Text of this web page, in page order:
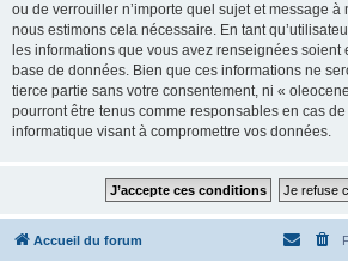
ou de verrouiller n’importe quel sujet et message à
nous estimons cela nécessaire. En tant
les informations que vous avez renseignées soient
base de données. Bien que ces informations ne
tierce partie sans votre consentement, ni «
pourront être tenus comme responsables en cas
informatique visant à compromettre vos données.
Accueil du forum